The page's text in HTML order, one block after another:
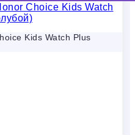
Kids Watch Plus